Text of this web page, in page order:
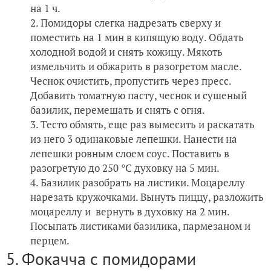
на 1 ч.
Помидоры слегка надрезать сверху и
поместить на 1 мин в кипящую воду. Обдать
холодной водой и снять кожицу. Мякоть
измельчить и обжарить в разогретом масле.
Чеснок очистить, пропустить через пресс.
Добавить томатную пасту, чеснок и сушеный
базилик, перемешать и снять с огня.
Тесто обмять, еще раз вымесить и раскатать
из него 3 одинаковые лепешки. Нанести на
лепешки ровным слоем соус. Поставить в
разогретую до 250 °С духовку на 5 мин.
Базилик разобрать на листики. Моцареллу
нарезать кружочками. Вынуть пиццу, разложить
моцареллу и вернуть в духовку на 2 мин.
Посыпать листиками базилика, пармезаном и
перцем.
5. Фокачча с помидорами